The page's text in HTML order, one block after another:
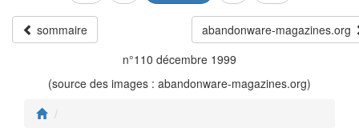
sommaire
abandonware-magazines.org
n°110 décembre 1999
(source des images : abandonware-magazines.org)